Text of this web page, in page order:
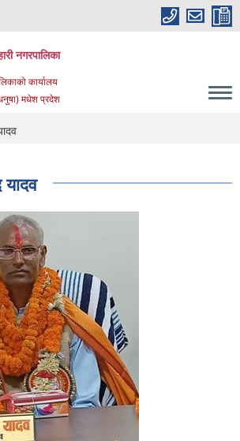
नगरपालिका
कार्यालय
मधेश प्रदेश
यादव